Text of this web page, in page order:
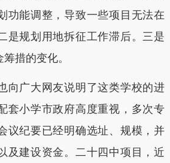
功能调整，导致一些项目无法在
是规划用地拆征工作滞后。三是
措的变化。
广大网友说明了这类学校的进
套小学市政府高度重视，多次专
议纪要已经明确选址、规模，并
及建设资金。二十四中项目，近